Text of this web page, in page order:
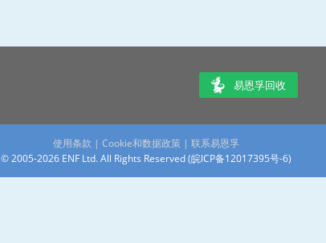
易恩孚回收
使用条款 | Cookie和数据政策 | 联系易恩孚
© 2005-2026 ENF Ltd. All Rights Reserved (皖ICP备12017395号-6)